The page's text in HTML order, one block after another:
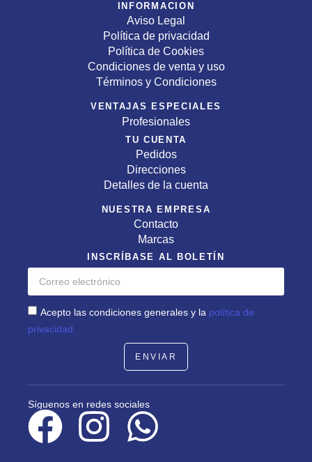
INFORMACION
Aviso Legal
Política de privacidad
Política de Cookies
Condiciones de venta y uso
Términos y Condiciones
VENTAJAS ESPECIALES
Profesionales
TU CUENTA
Pedidos
Direcciones
Detalles de la cuenta
NUESTRA EMPRESA
Contacto
Marcas
INSCRÍBASE AL BOLETÍN
Acepto las condiciones generales y la política de
privacidad.
ENVIAR
Síguenos en redes sociales